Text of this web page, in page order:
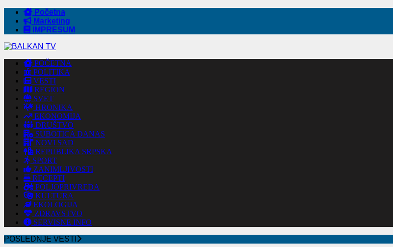
Početna
Marketing
IMPRESUM
POČETNA
POLITIKA
VESTI
REGION
SVET
HRONIKA
EKONOMIJA
DRUŠTVO
SUBOTICA DANAS
NOVI SAD
REPUBLIKA SRPSKA
SPORT
ZANIMLJIVOSTI
RECEPTI
POLJOPRIVREDA
KULTURA
EKOLOGIJA
ZDRAVSTVO
SERVISNE INFO
POSLEDNJE VESTI